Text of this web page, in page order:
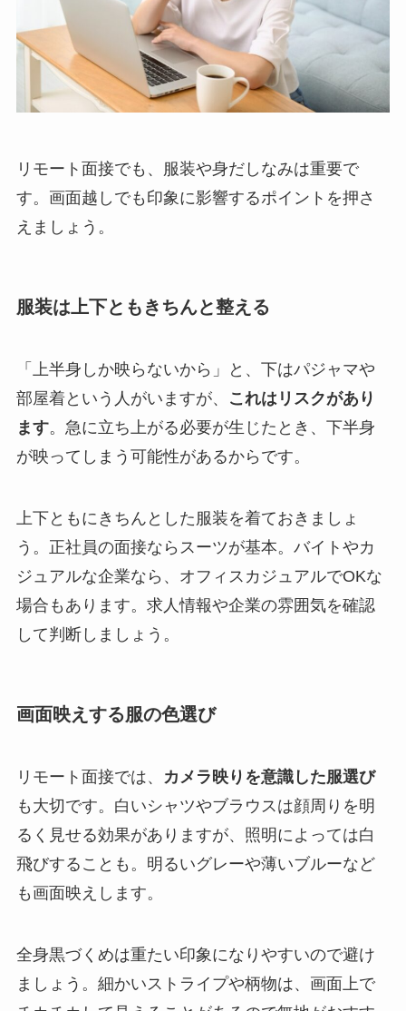
リモート面接でも、服装や身だしなみは重要で
す。画面越しでも印象に影響するポイントを押さ
えましょう。
服装は上下ともきちんと整える
「上半身しか映らないから」と、下はパジャマや
部屋着という人がいますが、
これはリスクがあり
ます。急に立ち上がる必要が生じたとき、下半身
が映ってしまう可能性があるからです。
上下ともにきちんとした服装を着ておきましょ
う。正社員の面接ならスーツが基本。バイトやカ
ジュアルな企業なら、オフィスカジュアルでOKな
場合もあります。求人情報や企業の雰囲気を確認
して判断しましょう。
画面映えする服の色選び
リモート面接では、
カメラ映りを意識した服選び
も大切です。白いシャツやブラウスは顔周りを明
るく見せる効果がありますが、照明によっては白
飛びすることも。明るいグレーや薄いブルーなど
も画面映えします。
全身黒づくめは重たい印象になりやすいので避け
ましょう。細かいストライプや柄物は、画面上で